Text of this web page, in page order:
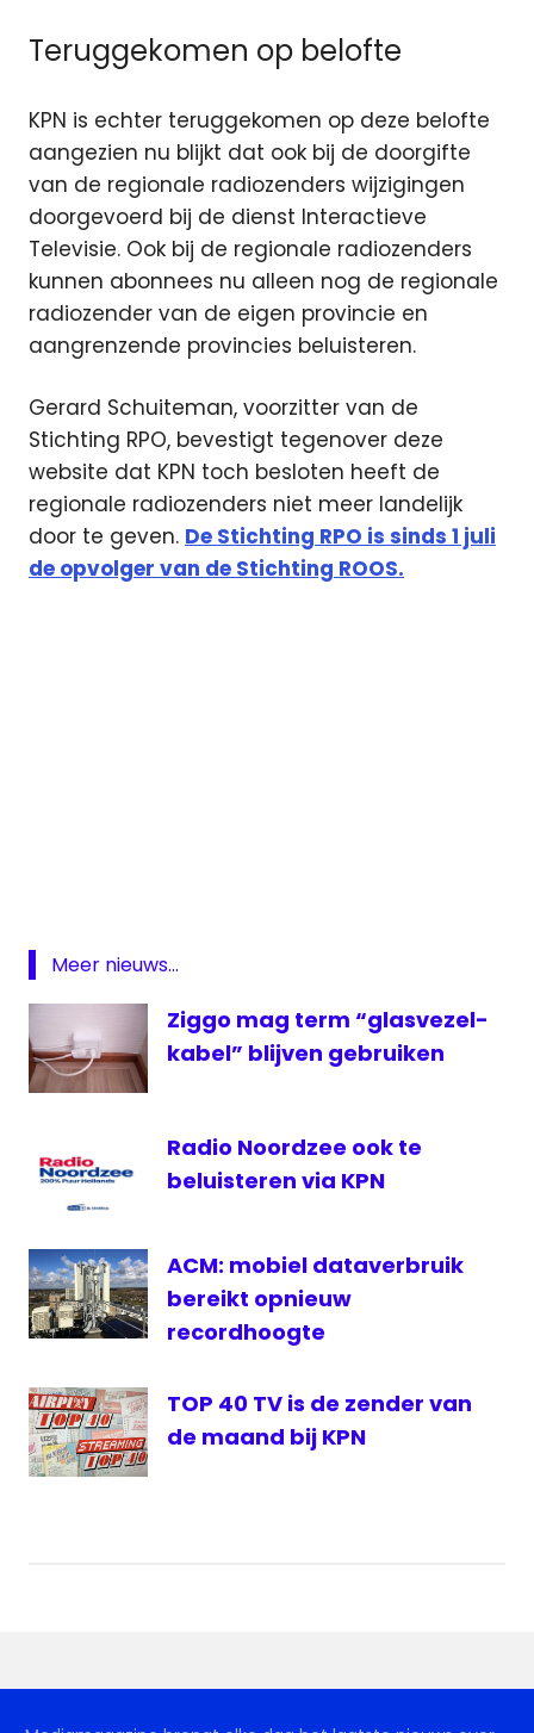
Teruggekomen op belofte
KPN is echter teruggekomen op deze belofte
aangezien nu blijkt dat ook bij de doorgifte
van de regionale radiozenders wijzigingen
doorgevoerd bij de dienst Interactieve
Televisie. Ook bij de regionale radiozenders
kunnen abonnees nu alleen nog de regionale
radiozender van de eigen provincie en
aangrenzende provincies beluisteren.
Gerard Schuiteman, voorzitter van de
Stichting RPO, bevestigt tegenover deze
website dat KPN toch besloten heeft de
regionale radiozenders niet meer landelijk
door te geven. De Stichting RPO is sinds 1 juli
de opvolger van de Stichting ROOS.
omroep
Regionale
radio
Stichting
RPO
Meer nieuws...
Ziggo mag term “glasvezel-
kabel” blijven gebruiken
Radio Noordzee ook te
beluisteren via KPN
ACM: mobiel dataverbruik
bereikt opnieuw
recordhoogte
TOP 40 TV is de zender van
de maand bij KPN